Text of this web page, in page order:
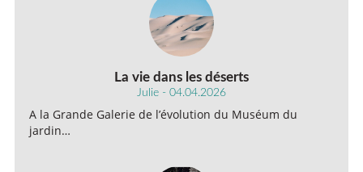
La vie dans les déserts
Julie - 04.04.2026
A la Grande Galerie de l’évolution du Muséum du
jardin…